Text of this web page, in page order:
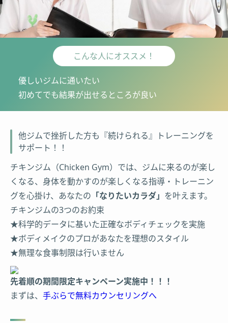
こんな人にオススメ！
優しいジムに通いたい
初めてでも結果が出せるところが良い
他ジムで挫折した方も『続けられる』トレーニングを
サポート！！
チキンジム（Chicken Gym）では、ジムに来るのが楽し
くなる、身体を動かすのが楽しくなる指導・トレーニン
グを心掛け、あなたの 「なりたいカラダ」 を叶えます。
チキンジムの3つのお約束
★科学的データに基いた正確なボディチェックを実施
★ボディメイクのプロがあなたを理想のスタイル
★無理な食事制限は行いません
先着順の期間限定キャンペーン実施中！！！
まずは、 手ぶらで無料カウンセリングへ